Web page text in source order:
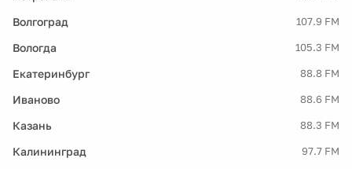
Волгоград 107.9 FM
Вологда 105.3 FM
Екатеринбург 88.8 FM
Иваново 88.6 FM
Казань 88.3 FM
Калининград 97.7 FM